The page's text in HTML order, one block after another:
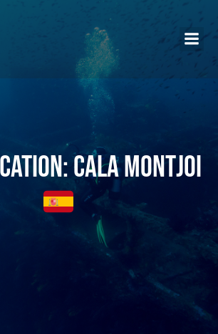
Cala Montjoi